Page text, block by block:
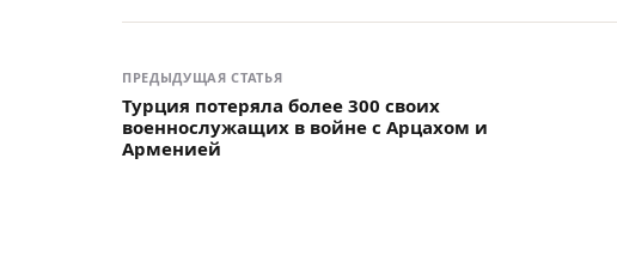
ПРЕДЫДУЩАЯ СТАТЬЯ
Турция потеряла более 300 своих
военнослужащих в войне с Арцахом и
Арменией